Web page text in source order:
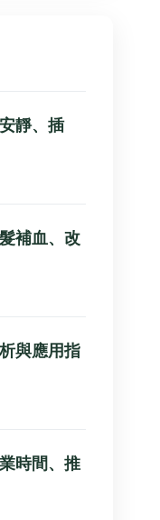
靜、插
補血、改
與應用指
時間、推